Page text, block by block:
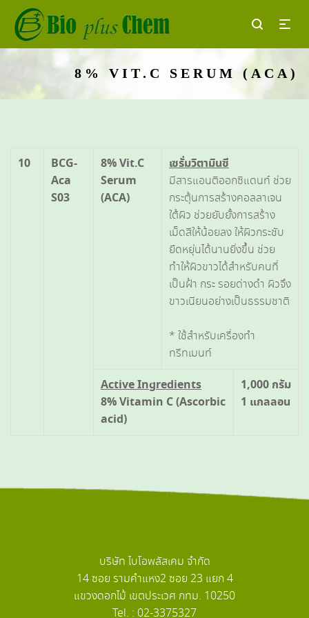
8% VIT.C SERUM (ACA)
10
BCG-
Aca
S03
8% Vit.C
Serum
(ACA)
เซรั่มวิตามินซี
มีสารแอนติออกซิแดนท์ ช่วย
กระตุ้นการสร้างคอลลาเจน
ใต้ผิว ช่วยยับยั้งการสร้าง
เม็ดสีให้น้อยลง ให้ผิวกระชับ
ยืดหยุ่นได้นานยิ่งขึ้น ช่วย
ทำให้ผิวขาวได้สำหรับคนที่
เป็นฝ้า กระ รอยด่างดำ ผิวจึง
ขาวเนียนอย่างเป็นธรรมชาติ
* ใช้สำหรับเครื่องทำ
ทรีทเมนท์
Active Ingredients
8% Vitamin C (Ascorbic
acid)
1,000 กรัม
1 แกลลอน
บริษัท ไบโอพลัสเคม จำกัด
14 ซอย รามคำแหง2 ซอย 23 แยก 4
แขวงดอกไม้ เขตประเวศ กทม. 10250
Tel. : 02-3375327